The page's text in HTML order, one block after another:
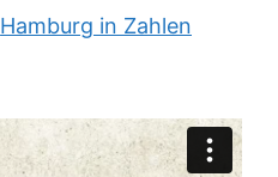
Hamburg in Zahlen